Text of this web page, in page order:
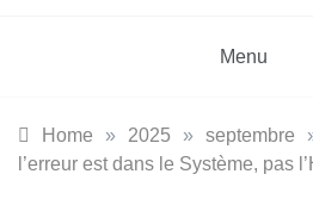
Menu
Home » 2025 » septembre
l’erreur est dans le Système, pas